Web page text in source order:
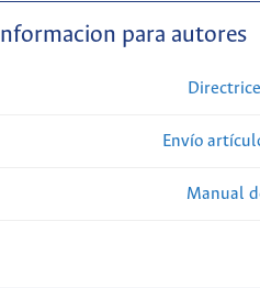
Informacion para autores
Envío
Manual